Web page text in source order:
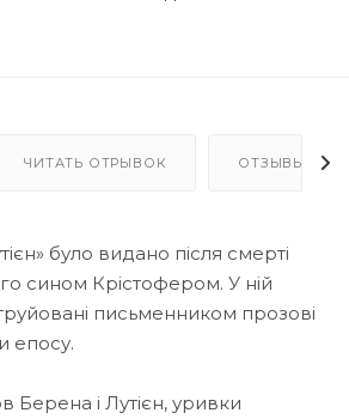
ЧИТАТЬ ОТРЫВОК ОТЗЫВЫ
було видано після смерті
сином Крістофером. У ній
письменником прозові
епосу.
Берена і Лутієн, уривки